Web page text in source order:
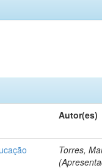
Autor(es)
Torres,